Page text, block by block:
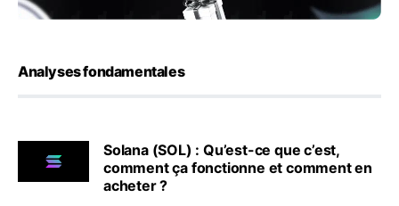
Analyses fondamentales
Solana (SOL) : Qu’est-ce que c’est,
comment ça fonctionne et comment en
acheter ?